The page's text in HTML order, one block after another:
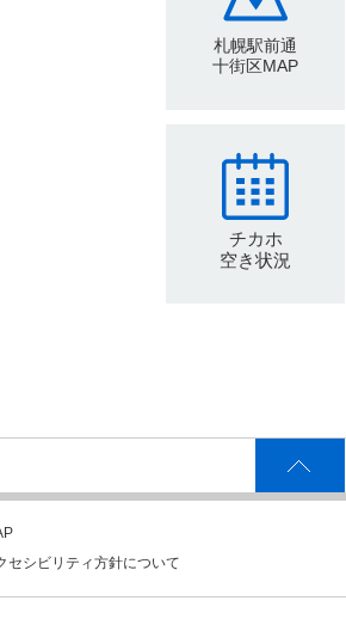
札幌駅前通
十街区MAP
チカホ
空き状況
セシビリティ方針について